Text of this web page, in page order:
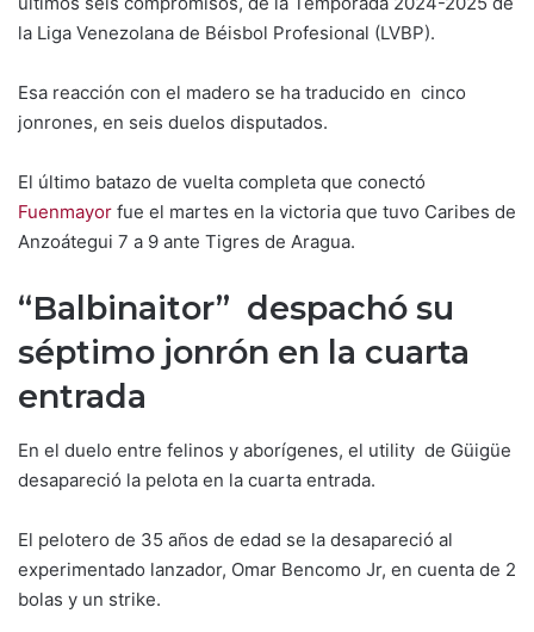
la Liga Venezolana de Béisbol Profesional (LVBP).
Esa reacción con el madero se ha traducido en cinco
jonrones, en seis duelos disputados.
El último batazo de vuelta completa que conectó
Fuenmayor fue el martes en la victoria que tuvo Caribes de
Anzoátegui 7 a 9 ante Tigres de Aragua.
“Balbinaitor” despachó su
séptimo jonrón en la cuarta
entrada
En el duelo entre felinos y aborígenes, el utility de Güigüe
desapareció la pelota en la cuarta entrada.
El pelotero de 35 años de edad se la desapareció al
experimentado lanzador, Omar Bencomo Jr, en cuenta de 2
bolas y un strike.